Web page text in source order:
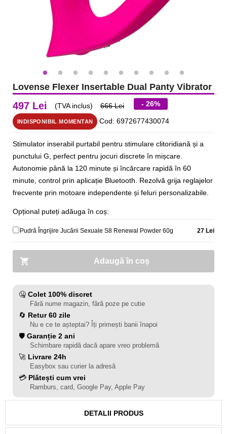
Lovense Flexer Insertable Dual Panty Vibrator
497 Lei (TVA inclus) 666 Lei - 26%
INDISPONIBIL MOMENTAN Cod: 6972677430074
Stimulator inserabil purtabil pentru stimulare clitoridiană și a
punctului G, perfect pentru jocuri discrete în mișcare.
Autonomie până la 120 minute și încărcare rapidă în 60
minute, control prin aplicație Bluetooth. Rezolvă grija reglajelor
frecvente prin motoare independente și feluri personalizabile.
Opțional puteți adăuga în coș:
Pudră Îngrijire Jucării Sexuale S8 Renewal Powder 60g 27 Lei
Adaugă în coș
🤐 Colet 100% discret
Fără nume magazin, fără poze pe cutie
🔄 Retur 60 zile
Nu e ce te așteptai? Îți primești banii înapoi
🛡️ Garanție 2 ani
Schimbare rapidă dacă apare vreo problemă
🚀 Livrare 24h
Easybox sau curier la adresă
💳 Plătești cum vrei
Ramburs, card, Google Pay, Apple Pay
DETALII PRODUS